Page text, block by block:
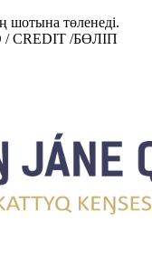
шотына төленеді.
/ CREDIT /БӨЛІП